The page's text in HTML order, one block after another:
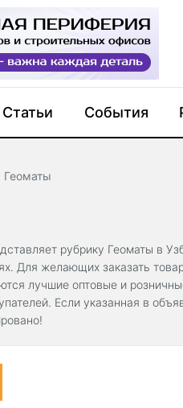
Статьи События
Геоматы
рубрику Геоматы в
Для желающих заказать
лучшие оптовые и
Если указанная в